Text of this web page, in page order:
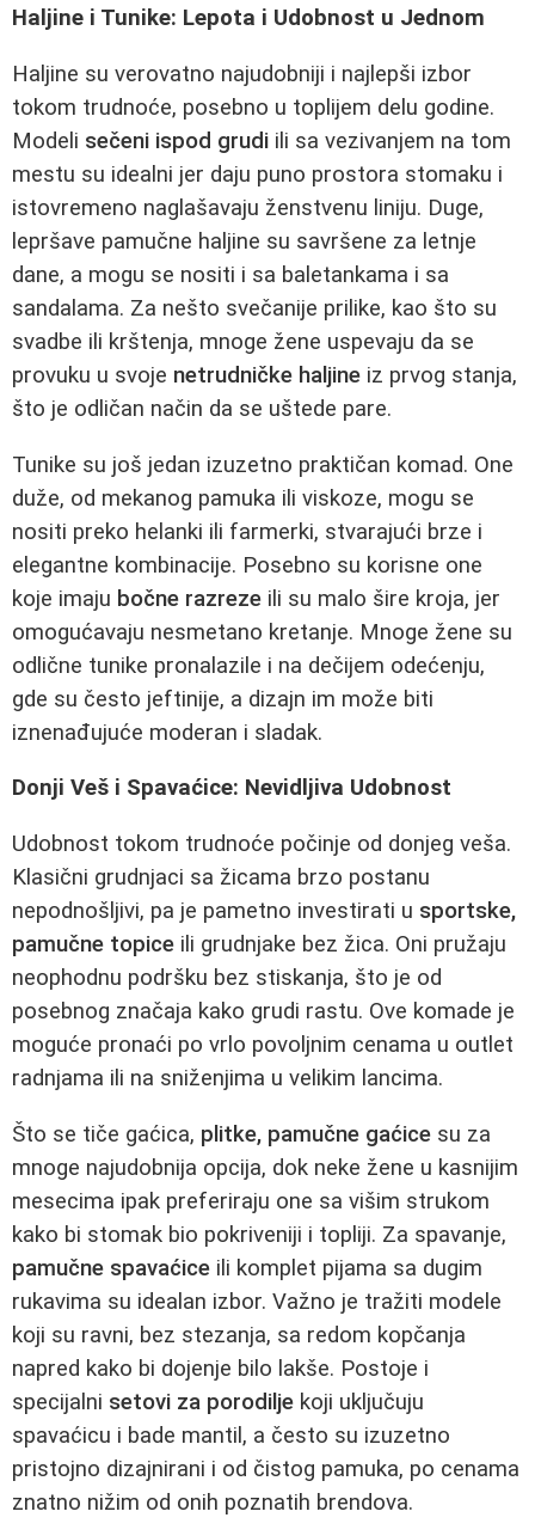
Haljine i Tunike: Lepota i Udobnost u Jednom
Haljine su verovatno najudobniji i najlepši izbor
tokom trudnoće, posebno u toplijem delu godine.
Modeli sečeni ispod grudi ili sa vezivanjem na tom
mestu su idealni jer daju puno prostora stomaku i
istovremeno naglašavaju ženstvenu liniju. Duge,
lepršave pamučne haljine su savršene za letnje
dane, a mogu se nositi i sa baletankama i sa
sandalama. Za nešto svečanije prilike, kao što su
svadbe ili krštenja, mnoge žene uspevaju da se
provuku u svoje netrudničke haljine iz prvog stanja,
što je odličan način da se uštede pare.
Tunike su još jedan izuzetno praktičan komad. One
duže, od mekanog pamuka ili viskoze, mogu se
nositi preko helanki ili farmerki, stvarajući brze i
elegantne kombinacije. Posebno su korisne one
koje imaju bočne razreze ili su malo šire kroja, jer
omogućavaju nesmetano kretanje. Mnoge žene su
odlične tunike pronalazile i na dečijem odećenju,
gde su često jeftinije, a dizajn im može biti
iznenađujuće moderan i sladak.
Donji Veš i Spavaćice: Nevidljiva Udobnost
Udobnost tokom trudnoće počinje od donjeg veša.
Klasični grudnjaci sa žicama brzo postanu
nepodnošljivi, pa je pametno investirati u sportske,
pamučne topice ili grudnjake bez žica. Oni pružaju
neophodnu podršku bez stiskanja, što je od
posebnog značaja kako grudi rastu. Ove komade je
moguće pronaći po vrlo povoljnim cenama u outlet
radnjama ili na sniženjima u velikim lancima.
Što se tiče gaćica, plitke, pamučne gaćice su za
mnoge najudobnija opcija, dok neke žene u kasnijim
mesecima ipak preferiraju one sa višim strukom
kako bi stomak bio pokriveniji i topliji. Za spavanje,
pamučne spavaćice ili komplet pijama sa dugim
rukavima su idealan izbor. Važno je tražiti modele
koji su ravni, bez stezanja, sa redom kopčanja
napred kako bi dojenje bilo lakše. Postoje i
specijalni setovi za porodilje koji uključuju
spavaćicu i bade mantil, a često su izuzetno
pristojno dizajnirani i od čistog pamuka, po cenama
znatno nižim od onih poznatih brendova.